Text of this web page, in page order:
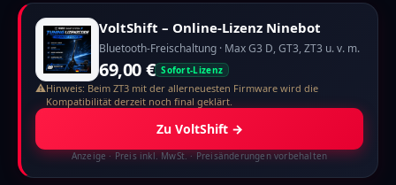
VoltShift – Online-Lizenz Ninebot
Bluetooth-Freischaltung · Max G3 D, GT3, ZT3 u. v. m.
69,00 € Sofort-Lizenz
⚠Hinweis: Beim ZT3 mit der allerneuesten Firmware wird die
Kompatibilität derzeit noch final geklärt.
Zu VoltShift→
Anzeige· Preis inkl. MwSt. · Preisänderungen vorbehalten